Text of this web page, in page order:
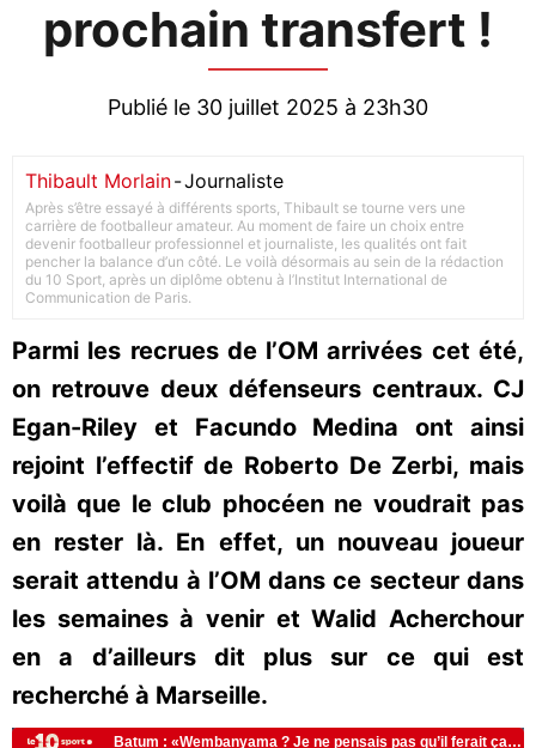
prochain transfert !
Publié le 30 juillet 2025 à 23h30
Thibault Morlain-Journaliste
Après s’être essayé à différents sports, Thibault se tourne vers une
carrière de footballeur amateur. Au moment de faire un choix entre
devenir footballeur professionnel et journaliste, les qualités ont fait
pencher la balance d’un côté. Le voilà désormais au sein de la rédaction
du 10 Sport, après un diplôme obtenu à l’Institut International de
Communication de Paris.
Parmi les recrues de l’OM arrivées cet été,
on retrouve deux défenseurs centraux. CJ
Egan-Riley et Facundo Medina ont ainsi
rejoint l’effectif de Roberto De Zerbi, mais
voilà que le club phocéen ne voudrait pas
en rester là. En effet, un nouveau joueur
serait attendu à l’OM dans ce secteur dans
les semaines à venir et Walid Acherchour
en a d’ailleurs dit plus sur ce qui est
recherché à Marseille.